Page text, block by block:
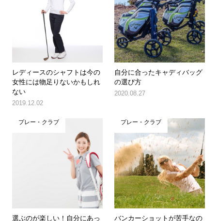
レディースのシャフトは今の
女性には物足りないかもしれ
ない
2019.12.02
自分に合ったキャディバッグ
の選び方
2020.08.27
プレー・クラブ
選ぶのが楽しい！自分にあっ
プレー・クラブ
バンカーショットが苦手なの